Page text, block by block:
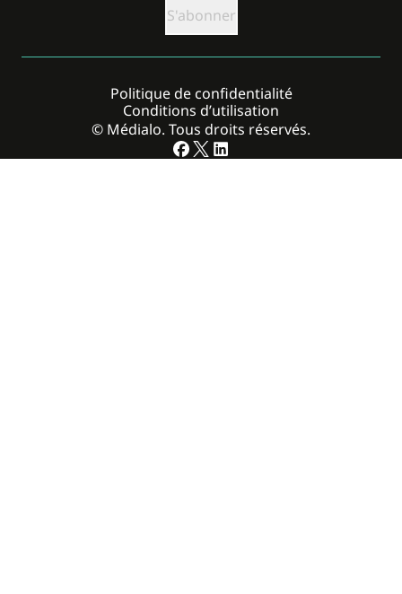
© Médialo. Tous droits réservés.
Politique de confidentialité
Conditions d’utilisation